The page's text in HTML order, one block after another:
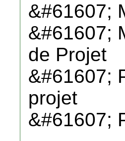
&#61607;
&#61607;
de Projet
&#61607;
projet
&#61607;